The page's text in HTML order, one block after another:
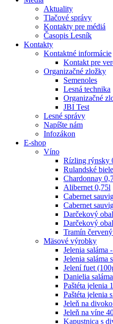
Aktuality
Tlačové správy
Kontakty pre médiá
Časopis Lesník
Kontakty
Kontaktné informácie
Kontakt pre
Organizačné zložky
Semenoles
Lesná technika
Organizačné
JBI Test
Lesné správy
Napíšte nám
Infozákon
E-shop
Víno
Rízling rýnsky
Rulandské
Chardonnay
Alibernet 0,75l
Cabernet
Cabernet
Darčekový
Darčekový
Tramín
Mäsové výrobky
Jelenia saláma
Jelenia saláma
Jelení fuet
Danielia
Paštéta jelenia
Paštéta jelenia
Jeleň na
Jeleň na víne
Kapustnica s